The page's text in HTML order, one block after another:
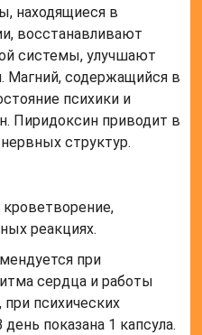
находящиеся в
восстанавливают
системы, улучшают
Магний, содержащийся в
психики и
Пиридоксин приводит в
структур.
реакциях.
при
сердца и работы
психических
показана 1 капсула.